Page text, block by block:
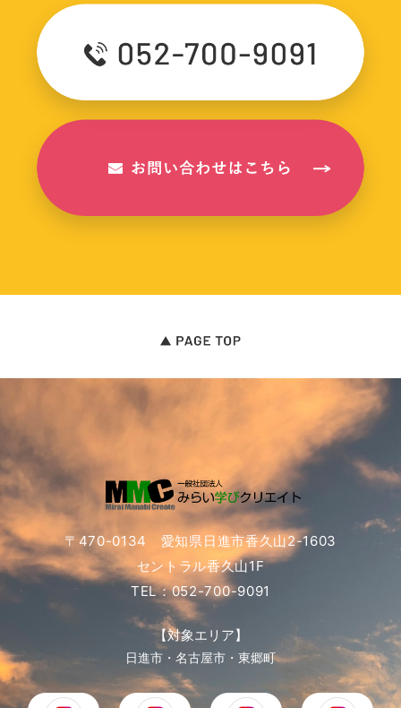
〒470-0134 愛知県日進市香久山2-1603
セントラル香久山1F
TEL：052-700-9091
【対象エリア】
日進市・名古屋市・東郷町